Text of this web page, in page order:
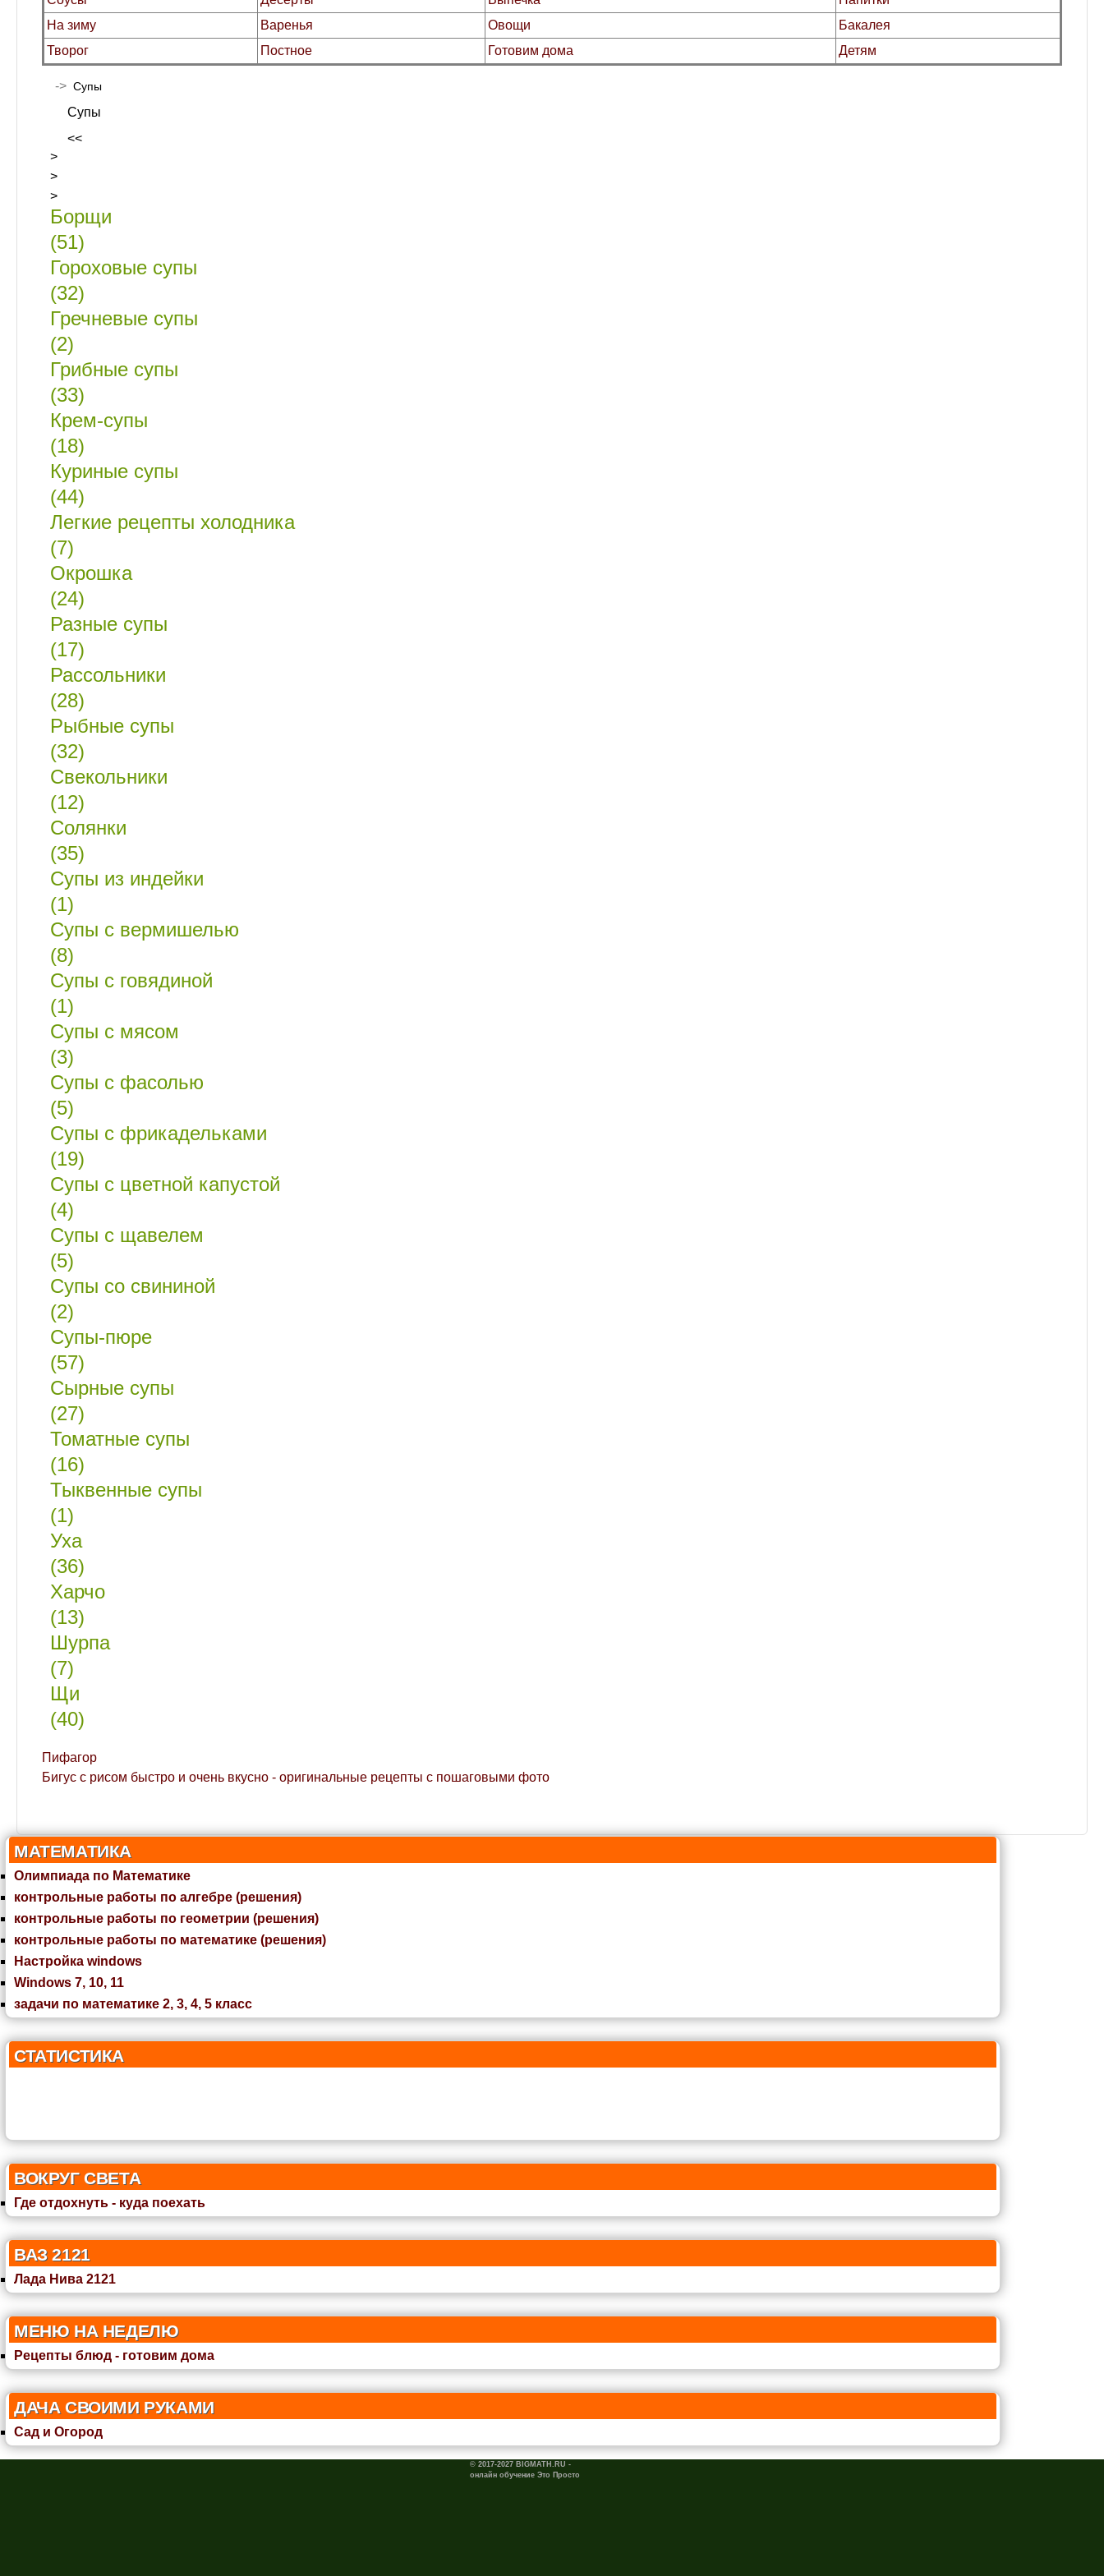
На зиму
Варенья Овощи
Бакалея
Творог
Постное Готовим дома Детям
->Супы
Супы
<<
>
>
>
Борщи
(51)
Гороховые супы
(32)
Гречневые супы
(2)
Грибные супы
(33)
Крем-супы
(18)
Куриные супы
(44)
Легкие рецепты холодника
(7)
Окрошка
(24)
Разные супы
(17)
Рассольники
(28)
Рыбные супы
(32)
Свекольники
(12)
Солянки
(35)
Супы из индейки
(1)
Супы с вермишелью
(8)
Супы с говядиной
(1)
Супы с мясом
(3)
Супы с фасолью
(5)
Супы с фрикадельками
(19)
Супы с цветной капустой
(4)
Супы с щавелем
(5)
Супы со свининой
(2)
Супы-пюре
(57)
Сырные супы
(27)
Томатные супы
(16)
Тыквенные супы
(1)
Уха
(36)
Харчо
(13)
Шурпа
(7)
Щи
(40)
Пифагор
Бигус с рисом быстро и очень вкусно - оригинальные рецепты с пошаговыми фото
МАТЕМАТИКА
Олимпиада по Математике
контрольные работы по алгебре (решения)
контрольные работы по геометрии (решения)
контрольные работы по математике (решения)
Настройка windows
Windows 7, 10, 11
задачи по математике 2, 3, 4, 5 класс
СТАТИСТИКА
ВОКРУГ СВЕТА
Где отдохнуть - куда поехать
ВАЗ 2121
Лада Нива 2121
МЕНЮ НА НЕДЕЛЮ
Рецепты блюд - готовим дома
ДАЧА СВОИМИ РУКАМИ
Сад и Огород
© 2017-2027 BIGMATH.RU -
онлайн обучение Это Просто